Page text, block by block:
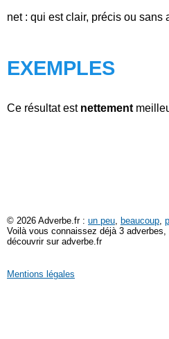
net : qui est clair, précis ou sans
EXEMPLES
Ce résultat est nettement
© 2026 Adverbe.fr : un peu beaucoup
Voilà vous connaissez déjà 3
découvrir sur adverbe.fr
Mentions légales